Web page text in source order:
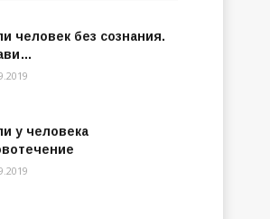
человек без сознания.
у человека